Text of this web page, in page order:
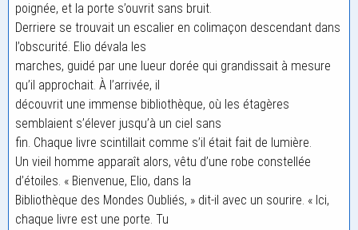
poignée, et la porte s’ouvrit sans bruit.
Derriere se trouvait un escalier en colimaçon descendant dans
l’obscurité. Elio dévala les
marches, guidé par une lueur dorée qui grandissait à mesure
qu’il approchait. À l’arrivée, il
découvrit une immense bibliothèque, où les étagères
semblaient s’élever jusqu’à un ciel sans
fin. Chaque livre scintillait comme s’il était fait de lumière.
Un vieil homme apparaît alors, vêtu d’une robe constellée
d’étoiles. « Bienvenue, Elio, dans la
Bibliothèque des Mondes Oubliés, » dit-il avec un sourire. « Ici,
chaque livre est une porte. Tu